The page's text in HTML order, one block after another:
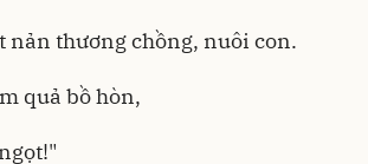
nản thương chồng, nuôi con.
quả bồ hòn,